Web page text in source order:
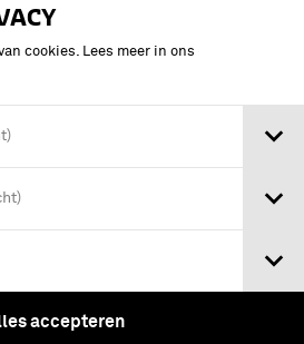
cookies. Lees meer in ons
accepteren
Koninklijke Defensiemusea,
Privacy & cookies